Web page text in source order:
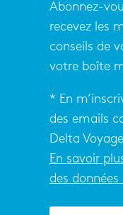
Abonnez-
recevez les
conseils de
votre boîte
* En
des emails
Delta
En savoir
des données